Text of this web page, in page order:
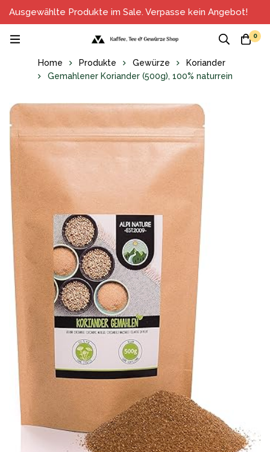
Ausgewählte Produkte im Sale. Verpasse kein Angebot!
0
Home Produkte Gewürze
Koriander
Gemahlener Koriander (500g), 100% naturrein